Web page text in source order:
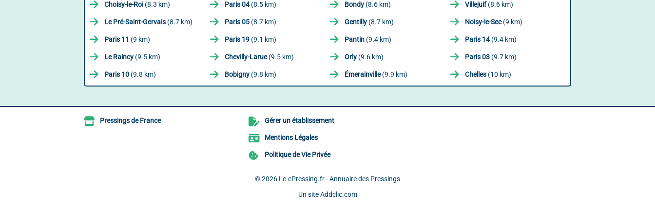
Choisy-le-Roi (8.3 km) Paris 04(8.5 km) Bondy (8.6 km) Villejuif(8.6 km)
Le Pré-Saint-Gervais (8.7 km) Paris 05(8.7 km) Gentilly (8.7 km) Noisy-le-Sec(9 km)
Paris 11 (9 km) Paris 19(9.1 km) Pantin (9.4 km) Paris 14(9.4 km)
Le Raincy (9.5 km) Chevilly-Larue(9.5 km) Orly (9.6 km) Paris 03(9.7 km)
Paris 10 (9.8 km) Bobigny(9.8 km) Émerainville(9.9 km) Chelles(10 km)
Pressings de France Gérer un établissement
Mentions Légales
Politique de Vie Privée
© 2026 Le-ePressing.fr - Annuaire des Pressings
Un site Addclic.com